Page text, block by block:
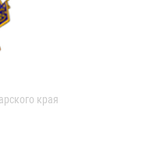
края